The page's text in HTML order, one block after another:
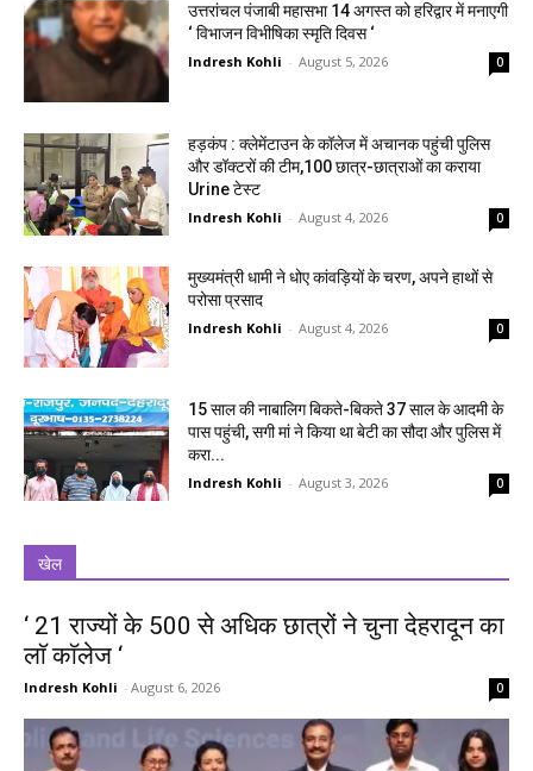
उत्तरांचल पंजाबी महासभा 14 अगस्त को हरिद्वार में मनाएगी
‘ विभाजन विभीषिका स्मृति दिवस ‘
Indresh Kohli - August 5, 2026 0
हड़कंप : क्लेमेंटाउन के कॉलेज में अचानक पहुंची पुलिस
और डॉक्टरों की टीम,100 छात्र-छात्राओं का कराया
Urine टेस्ट
Indresh Kohli - August 4, 2026 0
मुख्यमंत्री धामी ने धोए कांवड़ियों के चरण, अपने हाथों से
परोसा प्रसाद
Indresh Kohli - August 4, 2026 0
15 साल की नाबालिग बिकते-बिकते 37 साल के आदमी के
पास पहुंची, सगी मां ने किया था बेटी का सौदा और पुलिस में
करा...
Indresh Kohli - August 3, 2026 0
खेल
‘ 21 राज्यों के 500 से अधिक छात्रों ने चुना देहरादून का
लाॅ काॅलेज ‘
Indresh Kohli - August 6, 2026 0